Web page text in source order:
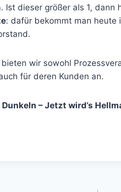
. Ist dieser größer als 1, dann
: dafür bekommt man
wir sowohl
für deren Kunden an.
– Jetzt wird’s